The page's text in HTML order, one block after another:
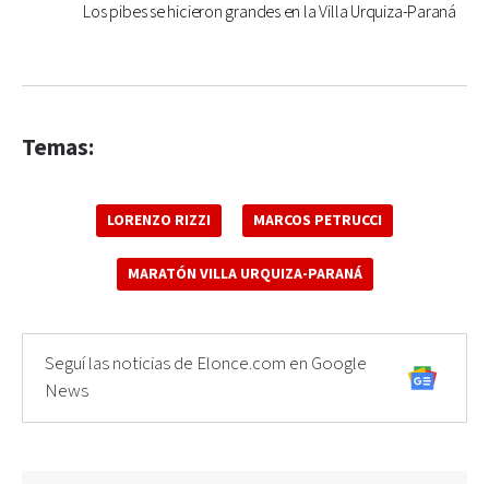
Los pibes se hicieron grandes en la Villa Urquiza-Paraná
Temas:
LORENZO RIZZI MARCOS PETRUCCI
MARATÓN VILLA URQUIZA-PARANÁ
Seguí las noticias de Elonce.com en Google
News